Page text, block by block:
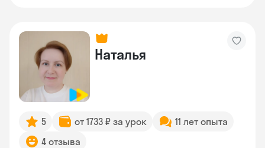
Наталья
5 от 1733 ₽ за урок
11 лет опыта
4 отзыва